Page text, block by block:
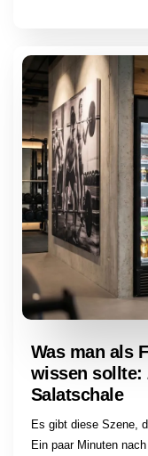
Was man als
wissen sollte:
Salatschale
Es gibt diese Szene,
Ein paar Minuten